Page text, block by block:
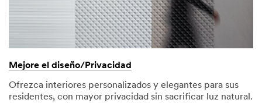
Mejore el diseño/Privacidad
Ofrezca interiores personalizados y elegantes para sus
residentes, con mayor privacidad sin sacrificar luz natural.